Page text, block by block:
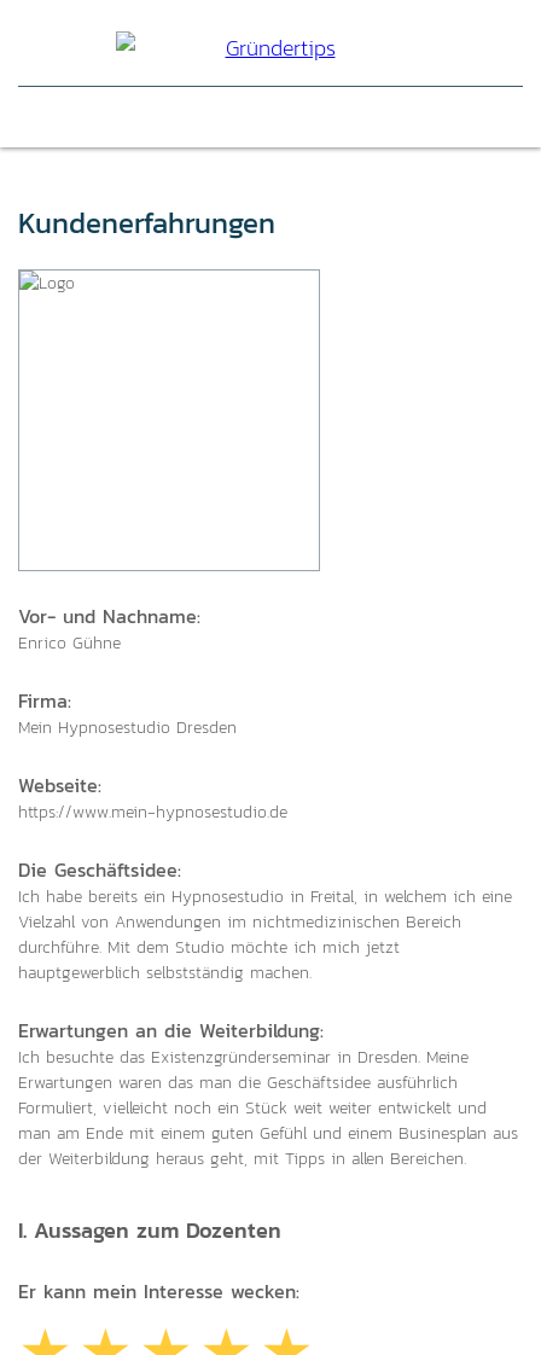
Kundenerfahrungen
Vor- und Nachname:
Enrico Gühne
Firma:
Mein Hypnosestudio Dresden
Webseite:
https://www.mein-hypnosestudio.de
Die Geschäftsidee:
Ich habe bereits ein Hypnosestudio in Freital, in welchem ich eine
Vielzahl von Anwendungen im nichtmedizinischen Bereich
durchführe. Mit dem Studio möchte ich mich jetzt
hauptgewerblich selbstständig machen.
Erwartungen an die Weiterbildung:
Ich besuchte das Existenzgründerseminar in Dresden. Meine
Erwartungen waren das man die Geschäftsidee ausführlich
Formuliert, vielleicht noch ein Stück weit weiter entwickelt und
man am Ende mit einem guten Gefühl und einem Businesplan aus
der Weiterbildung heraus geht, mit Tipps in allen Bereichen.
I. Aussagen zum Dozenten
Er kann mein Interesse wecken: